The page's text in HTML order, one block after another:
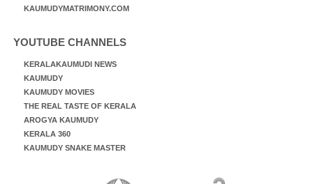
KAUMUDYMATRIMONY.COM
YOUTUBE CHANNELS
KERALAKAUMUDI NEWS
KAUMUDY
KAUMUDY MOVIES
THE REAL TASTE OF KERALA
AROGYA KAUMUDY
KERALA 360
KAUMUDY SNAKE MASTER